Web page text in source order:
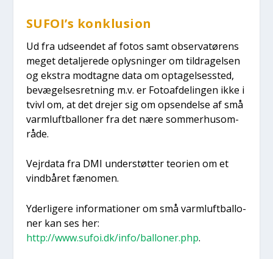
SUFOI’s kon­klu­sion
Ud fra udse­en­det af fotos samt obser­va­tø­rens
meget detal­je­re­de oplys­nin­ger om til­dra­gel­sen
og ekstra mod­tag­ne data om opta­gel­ses­sted,
bevæ­gel­ses­ret­ning m.v. er Foto­af­de­lin­gen ikke i
tvivl om, at det dre­jer sig om opsen­del­se af små
varm­luft­bal­lo­ner fra det nære som­mer­hu­s­om­
rå­de.
Vej­r­da­ta fra DMI under­støt­ter teo­ri­en om et
vind­bå­ret fæno­men.
Yder­li­ge­re infor­ma­tio­ner om små varm­luft­bal­lo­
ner kan ses her:
http://www.sufoi.dk/info/balloner.php.